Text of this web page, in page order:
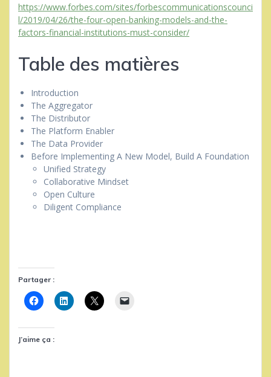
https://www.forbes.com/sites/forbescommunicationscounci
l/2019/04/26/the-four-open-banking-models-and-the-
factors-financial-institutions-must-consider/
Table des matières
Introduction
The Aggregator
The Distributor
The Platform Enabler
The Data Provider
Before Implementing A New Model, Build A Foundation
Unified Strategy
Collaborative Mindset
Open Culture
Diligent Compliance
Partager :
J’aime ça :